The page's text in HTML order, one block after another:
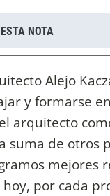
NOTA
Alejo
y formarse
arquitecto
suma de otros
mejores
por cada